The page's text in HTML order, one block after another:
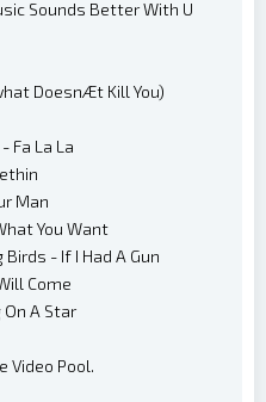
Sounds Better With U
DoesnÆt Kill You)
Fa La La
Man
You Want
- If I Had A Gun
Come
A Star
Video Pool.